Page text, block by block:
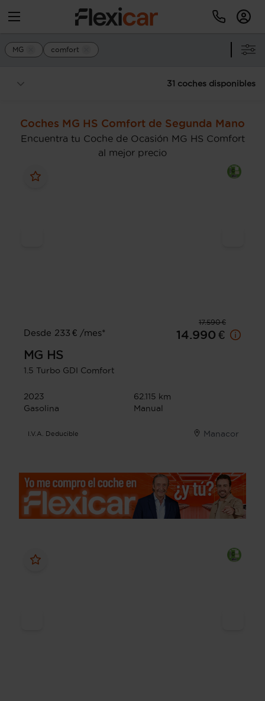
MG comfort
31 coches disponibles
Coches MG HS Comfort de Segunda Mano
Encuentra tu Coche de Ocasión MG HS Comfort
al mejor precio
17.590 €
Desde 233 € /mes*
14.990 €
MG HS
1.5 Turbo GDI Comfort
2023
62.115 km
Gasolina
Manual
I.V.A. Deducible Manacor